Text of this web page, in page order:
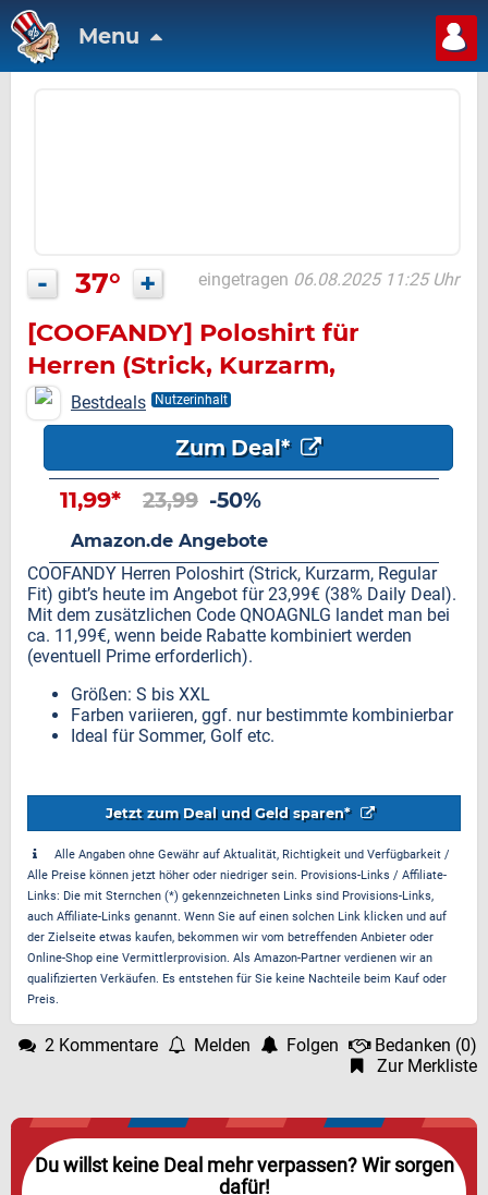
Menu
- 37° + eingetragen 06.08.2025 11:25 Uhr
[COOFANDY] Poloshirt für
Herren (Strick, Kurzarm,
Regular Fit) – versch. Farben &
Größen – 11,99€
Bestdeals Nutzerinhalt
Zum Deal*
11,99* 23,99 -50%
Amazon.de Angebote
COOFANDY Herren Poloshirt (Strick, Kurzarm, Regular
Fit) gibt’s heute im Angebot für 23,99€ (38% Daily Deal).
Mit dem zusätzlichen Code QNOAGNLG landet man bei
ca. 11,99€, wenn beide Rabatte kombiniert werden
(eventuell Prime erforderlich).
Größen: S bis XXL
Farben variieren, ggf. nur bestimmte kombinierbar
Ideal für Sommer, Golf etc.
Jetzt zum Deal und Geld sparen*
Alle Angaben ohne Gewähr auf Aktualität, Richtigkeit und Verfügbarkeit /
Alle Preise können jetzt höher oder niedriger sein. Provisions-Links / Affiliate-
Links: Die mit Sternchen (*) gekennzeichneten Links sind Provisions-Links,
auch Affiliate-Links genannt. Wenn Sie auf einen solchen Link klicken und auf
der Zielseite etwas kaufen, bekommen wir vom betreffenden Anbieter oder
Online-Shop eine Vermittlerprovision. Als Amazon-Partner verdienen wir an
qualifizierten Verkäufen. Es entstehen für Sie keine Nachteile beim Kauf oder
Preis.
2 Kommentare Melden Folgen Bedanken (0)
Zur Merkliste
Du willst keine Deal mehr verpassen? Wir sorgen
dafür!